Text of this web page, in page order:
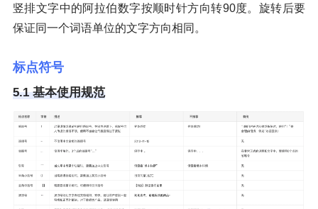
竖排文字中的阿拉伯数字按顺时针方向转90度。旋转后要
保证同一个词语单位的文字方向相同。
标点符号
5.1 基本使用规范